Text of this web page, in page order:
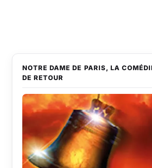
NOTRE DAME DE PARIS, LA
DE RETOUR